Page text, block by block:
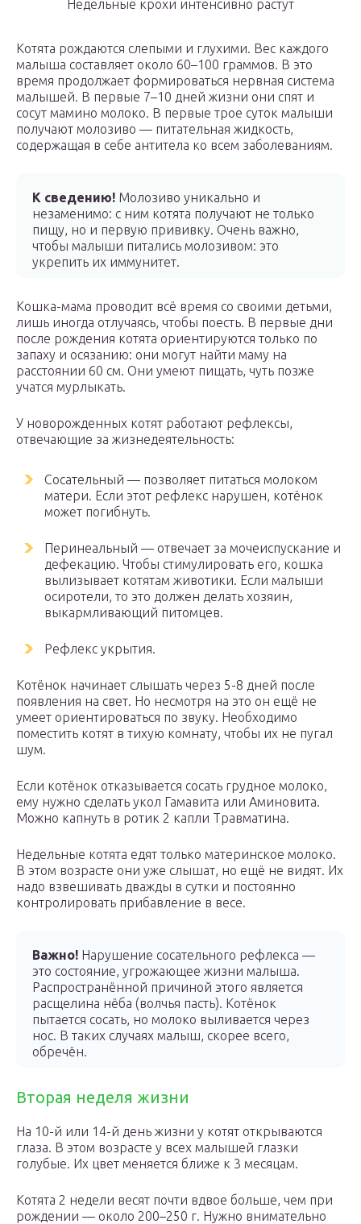
Недельные крохи интенсивно растут
Котята рождаются слепыми и глухими. Вес каждого
малыша составляет около 60–100 граммов. В это
время продолжает формироваться нервная система
малышей. В первые 7–10 дней жизни они спят и
сосут мамино молоко. В первые трое суток малыши
получают молозиво — питательная жидкость,
содержащая в себе антитела ко всем заболеваниям.
К сведению! Молозиво уникально и
незаменимо: с ним котята получают не только
пищу, но и первую прививку. Очень важно,
чтобы малыши питались молозивом: это
укрепить их иммунитет.
Кошка-мама проводит всё время со своими детьми,
лишь иногда отлучаясь, чтобы поесть. В первые дни
после рождения котята ориентируются только по
запаху и осязанию: они могут найти маму на
расстоянии 60 см. Они умеют пищать, чуть позже
учатся мурлыкать.
У новорожденных котят работают рефлексы,
отвечающие за жизнедеятельность:
Сосательный — позволяет питаться молоком
матери. Если этот рефлекс нарушен, котёнок
может погибнуть.
Перинеальный — отвечает за мочеиспускание и
дефекацию. Чтобы стимулировать его, кошка
вылизывает котятам животики. Если малыши
осиротели, то это должен делать хозяин,
выкармливающий питомцев.
Рефлекс укрытия.
Котёнок начинает слышать через 5-8 дней после
появления на свет. Но несмотря на это он ещё не
умеет ориентироваться по звуку. Необходимо
поместить котят в тихую комнату, чтобы их не пугал
шум.
Если котёнок отказывается сосать грудное молоко,
ему нужно сделать укол Гамавита или Аминовита.
Можно капнуть в ротик 2 капли Травматина.
Недельные котята едят только материнское молоко.
В этом возрасте они уже слышат, но ещё не видят. Их
надо взвешивать дважды в сутки и постоянно
контролировать прибавление в весе.
Важно! Нарушение сосательного рефлекса —
это состояние, угрожающее жизни малыша.
Распространённой причиной этого является
расщелина нёба (волчья пасть). Котёнок
пытается сосать, но молоко выливается через
нос. В таких случаях малыш, скорее всего,
обречён.
Вторая неделя жизни
На 10-й или 14-й день жизни у котят открываются
глаза. В этом возрасте у всех малышей глазки
голубые. Их цвет меняется ближе к 3 месяцам.
Котята 2 недели весят почти вдвое больше, чем при
рождении — около 200–250 г. Нужно внимательно